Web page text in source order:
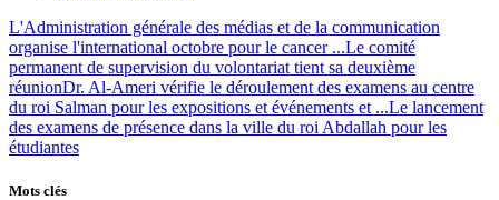
L'Administration générale des médias et de la communication
organise l'international octobre pour le cancer ...Le comité
permanent de supervision du volontariat tient sa deuxième
réunionDr. Al-Ameri vérifie le déroulement des examens au centre
du roi Salman pour les expositions et événements et ...Le lancement
des examens de présence dans la ville du roi Abdallah pour les
étudiantes
Mots clés